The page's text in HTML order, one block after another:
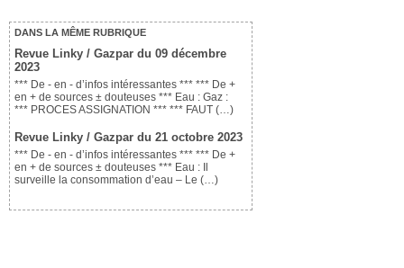
DANS LA MÊME RUBRIQUE
Revue Linky / Gazpar du 09 décembre
2023
*** De - en - d’infos intéressantes *** *** De +
en + de sources ± douteuses *** Eau : Gaz :
*** PROCES ASSIGNATION *** *** FAUT (…)
Revue Linky / Gazpar du 21 octobre 2023
*** De - en - d’infos intéressantes *** *** De +
en + de sources ± douteuses *** Eau : Il
surveille la consommation d’eau – Le (…)